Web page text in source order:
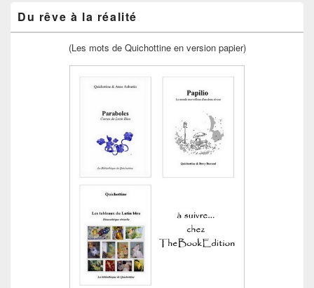
Du rêve à la réalité
(Les mots de Quichottine en version papier)